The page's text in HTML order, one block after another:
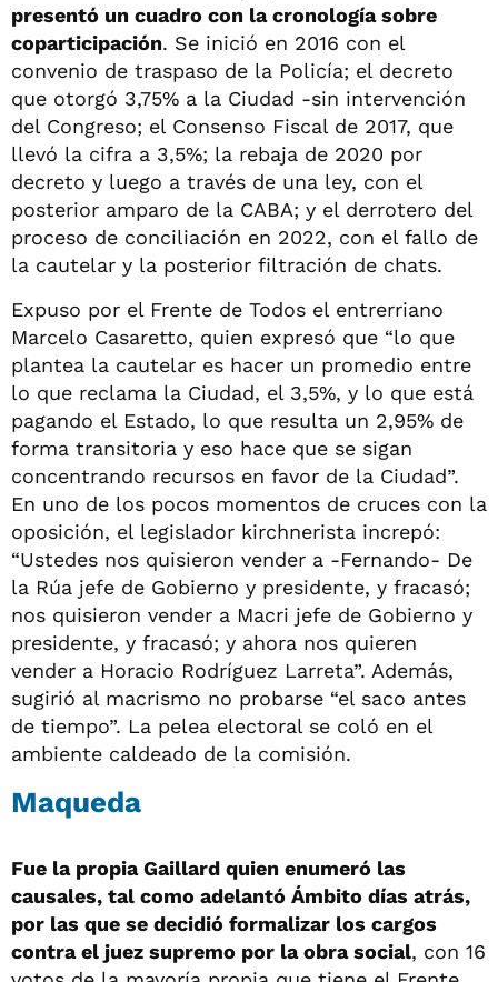
presentó un cuadro con la cronología sobre
coparticipación. Se inició en 2016 con el
convenio de traspaso de la Policía; el decreto
que otorgó 3,75% a la Ciudad -sin intervención
del Congreso; el Consenso Fiscal de 2017, que
llevó la cifra a 3,5%; la rebaja de 2020 por
decreto y luego a través de una ley, con el
posterior amparo de la CABA; y el derrotero del
proceso de conciliación en 2022, con el fallo de
la cautelar y la posterior filtración de chats.
Expuso por el Frente de Todos el entrerriano
Marcelo Casaretto, quien expresó que “lo que
plantea la cautelar es hacer un promedio entre
lo que reclama la Ciudad, el 3,5%, y lo que está
pagando el Estado, lo que resulta un 2,95% de
forma transitoria y eso hace que se sigan
concentrando recursos en favor de la Ciudad”.
En uno de los pocos momentos de cruces con la
oposición, el legislador kirchnerista increpó:
“Ustedes nos quisieron vender a -Fernando- De
la Rúa jefe de Gobierno y presidente, y fracasó;
nos quisieron vender a Macri jefe de Gobierno y
presidente, y fracasó; y ahora nos quieren
vender a Horacio Rodríguez Larreta”. Además,
sugirió al macrismo no probarse “el saco antes
de tiempo”. La pelea electoral se coló en el
ambiente caldeado de la comisión.
Maqueda
Fue la propia Gaillard quien enumeró las
causales, tal como adelantó Ámbito días atrás,
por las que se decidió formalizar los cargos
contra el juez supremo por la obra social, con 16